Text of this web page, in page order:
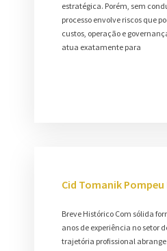
estratégica. Porém, sem
processo envolve riscos que
custos, operação e
atua exatamente para
Cid Tomanik Pompeu
Breve Histórico Com sólida
anos de experiência no setor
trajetória profissional